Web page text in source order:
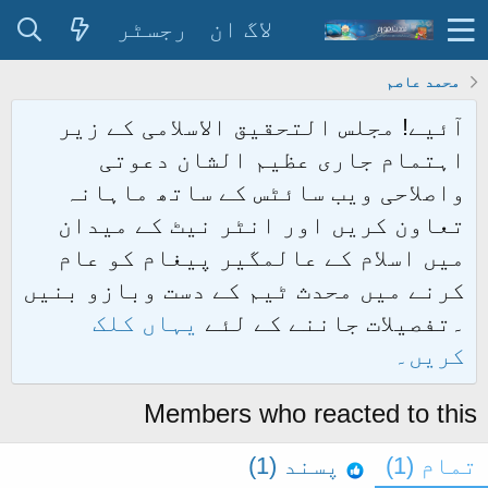
لاگ ان رجسٹر
محمد عاصم
آئیے! مجلس التحقیق الاسلامی کے زیر
اہتمام جاری عظیم الشان دعوتی
واصلاحی ویب سائٹس کے ساتھ ماہانہ
تعاون کریں اور انٹر نیٹ کے میدان
میں اسلام کے عالمگیر پیغام کو عام
کرنے میں محدث ٹیم کے دست وبازو بنیں
۔تفصیلات جاننے کے لئے یہاں کلک
کریں۔
Members who reacted to this
تمام (1) پسند (1)